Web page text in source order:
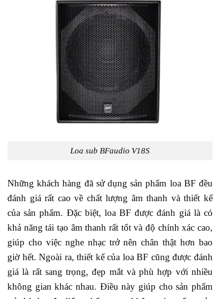
Loa sub BFaudio V18S
Những khách hàng đã sử dụng sản phẩm loa BF đều
đánh giá rất cao về chất lượng âm thanh và thiết kế
của sản phẩm. Đặc biệt, loa BF được đánh giá là có
khả năng tái tạo âm thanh rất tốt và độ chính xác cao,
giúp cho việc nghe nhạc trở nên chân thật hơn bao
giờ hết. Ngoài ra, thiết kế của loa BF cũng được đánh
giá là rất sang trọng, đẹp mắt và phù hợp với nhiều
không gian khác nhau. Điều này giúp cho sản phẩm